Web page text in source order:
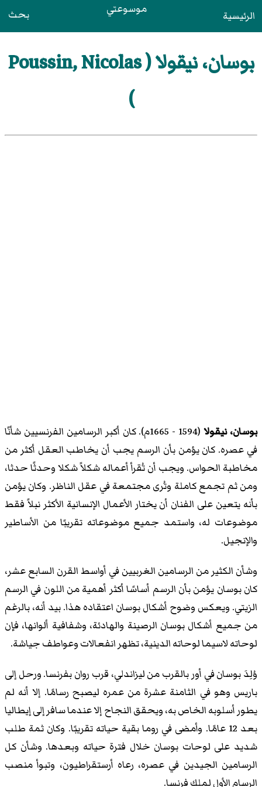
الرئيسية موسوعتي بحث
بوسان، نيقولا ( Poussin, Nicolas
)
بوسان، نيقولا
(1594 - 1665م). كان أكبر الرسامين الفرنسيين شأنًا
في عصره. كان يؤمن بأن الرسم يجب أن يخاطب العقل أكثر من
مخاطبة الحواس. ويجب أن تُقرأ أعماله شكلاً شكلا وحدثًا حدثا،
ومن ثم تجمع كاملة وتُرى مجتمعة في عقل الناظر. وكان يؤمن
بأنه يتعين على الفنان أن يختار الأعمال الإنسانية الأكثر نبلاً فقط
موضوعات له، واستمد جميع موضوعاته تقريبًا من الأساطير
والإنجيل.
وشأن الكثير من الرسامين الغربيين في أواسط القرن السابع عشر،
كان بوسان يؤمن بأن الرسم أساسًا أكثر أهمية من اللون في الرسم
الزيتي. ويعكس وضوح أشكال بوسان اعتقاده هذا. بيد أنه، بالرغم
من جميع أشكال بوسان الرصينة والهادئة، وشفافية ألوانها، فإن
لوحاته لاسيما لوحاته الدينية، تظهر انفعالات وعواطف جياشة.
وُلِدَ بوسان في أور بالقرب من ليزاندلي، قرب روان بفرنسا. ورحل إلى
باريس وهو في الثامنة عشرة من عمره ليصبح رسامًا. إلا أنه لم
يطور أسلوبه الخاص به، ويحقق النجاح إلا عندما سافر إلى إيطاليا
بعد 12 عامًا. وأمضى في روما بقية حياته تقريبًا. وكان ثمة طلب
شديد على لوحات بوسان خلال فترة حياته وبعدها. وشأن كل
الرسامين الجيدين في عصره، رعاه أرستقراطيون، وتبوأ منصب
الرسام الأول لملك فرنسا.